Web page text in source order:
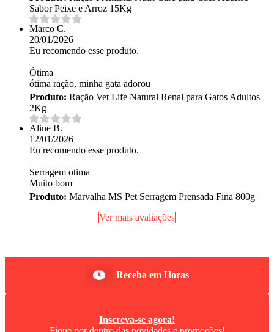
Sabor Peixe e Arroz 15Kg
Marco C.
20/01/2026
Eu recomendo esse produto.
Ótima
ótima ração, minha gata adorou
Produto: Ração Vet Life Natural Renal para Gatos Adultos
2Kg
Aline B.
12/01/2026
Eu recomendo esse produto.
Serragem otima
Muito bom
Produto: Marvalha MS Pet Serragem Prensada Fina 800g
Ver mais avaliações
Receba em Horas
Inscreva-se agora!